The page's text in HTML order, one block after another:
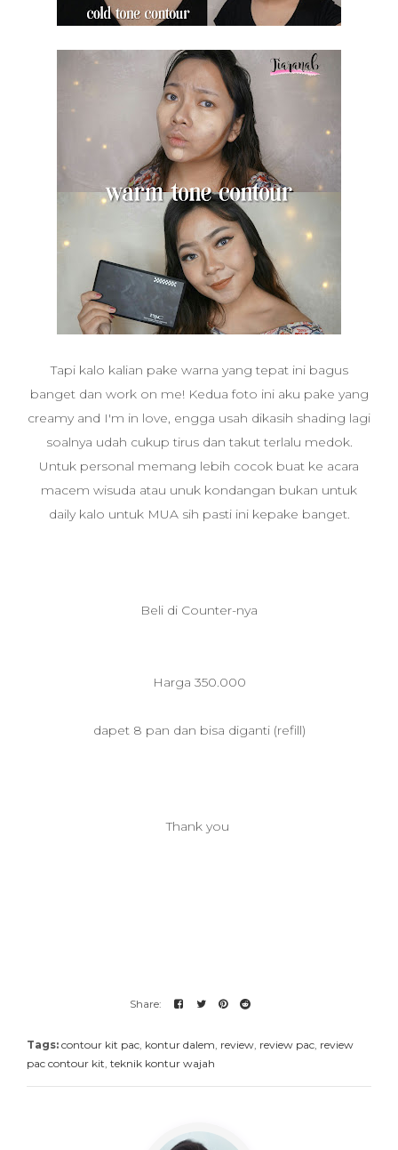
Tapi kalo kalian pake warna yang tepat ini bagus
banget dan work on me! Kedua foto ini aku pake yang
creamy and I'm in love, engga usah dikasih shading lagi
soalnya udah cukup tirus dan takut terlalu medok.
Untuk personal memang lebih cocok buat ke acara
macem wisuda atau unuk kondangan bukan untuk
daily kalo untuk MUA sih pasti ini kepake banget.
Beli di Counter-nya
Harga 350.000
dapet 8 pan dan bisa diganti (refill)
Thank you
Tags: contour kit pac, kontur dalem, review, review pac, review
pac contour kit, teknik kontur wajah